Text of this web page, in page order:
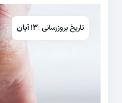
تاریخ بروزرسانی :۱۳ آبان